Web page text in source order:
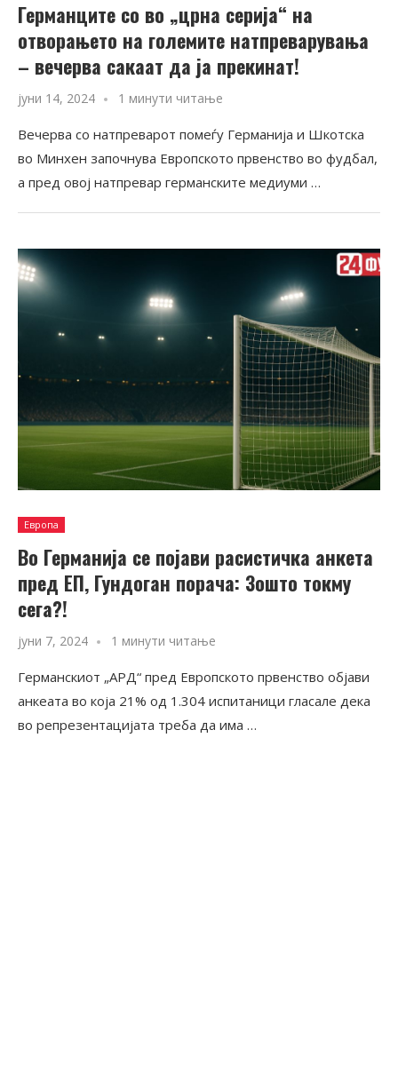
Германците со во „црна серија“ на
отворањето на големите натпреварувања
– вечерва сакаат да ја прекинат!
јуни 14, 2024 1 минути читање
Вечерва со натпреварот помеѓу Германија и Шкотска
во Минхен започнува Европското првенство во фудбал,
а пред овој натпревар германските медиуми …
Европа
Во Германија се појави расистичка анкета
пред ЕП, Гундоган порача: Зошто токму
сега?!
јуни 7, 2024 1 минути читање
Германскиот „АРД“ пред Европското првенство објави
анкеата во која 21% од 1.304 испитаници гласале дека
во репрезентацијата треба да има …